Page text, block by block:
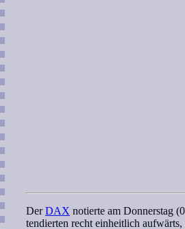
DerDAX notierte am Donnerstag
tendierten recht einheitlich